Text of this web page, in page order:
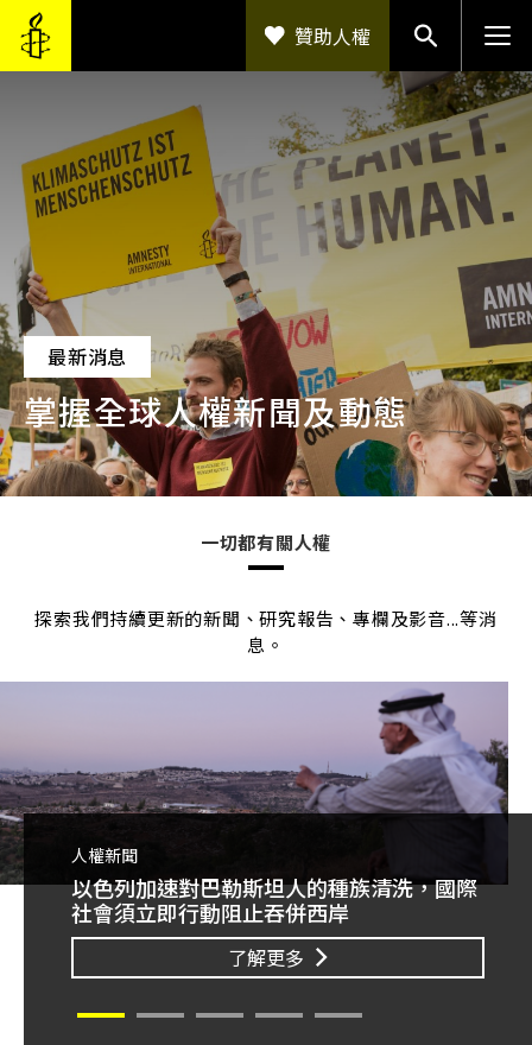
最新消息
掌握全球人權新聞及動態
一切都有關人權
探索我們持續更新的新聞、研究報告、專欄及影音...等消
息。
升級
人權新聞
以色列加速對巴勒斯坦人的種族清洗，國際
社會須立即行動阻止吞併西岸
了解更多
贊助人權